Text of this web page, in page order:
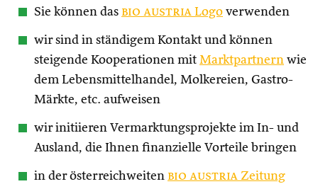
Sie können das bio austria Logo verwenden
wir sind in ständigem Kontakt und können
steigende Kooperationen mit Marktpartnern wie
dem Lebensmittelhandel, Molkereien, Gastro-
Märkte, etc. aufweisen
wir initiieren Vermarktungsprojekte im In- und
Ausland, die Ihnen finanzielle Vorteile bringen
in der österreichweiten bio austria Zeitung